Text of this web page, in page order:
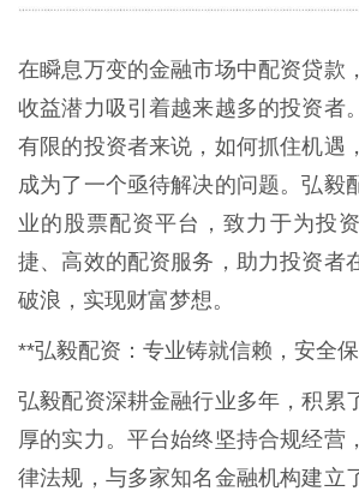
在瞬息万变的金融市场中配资贷款
收益潜力吸引着越来越多的投资者
有限的投资者来说，如何抓住机遇
成为了一个亟待解决的问题。弘毅
业的股票配资平台，致力于为投
捷、高效的配资服务，助力投资者
破浪，实现财富梦想。
**弘毅配资：专业铸就信赖，安全
弘毅配资深耕金融行业多年，积累
厚的实力。平台始终坚持合规经营
律法规，与多家知名金融机构建立